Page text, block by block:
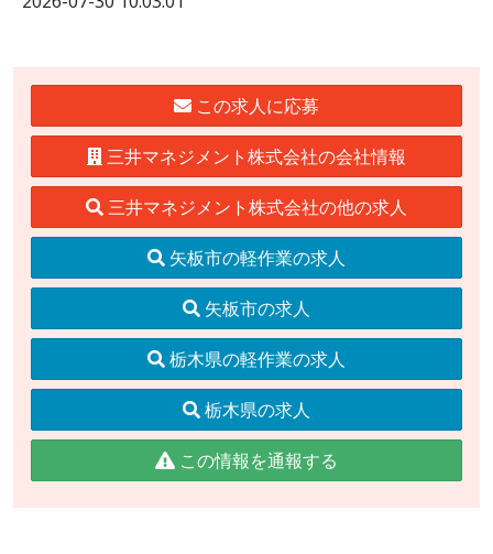
この求人に応募
三井マネジメント株式会社の会社情報
三井マネジメント株式会社の他の求人
矢板市の軽作業の求人
矢板市の求人
栃木県の軽作業の求人
栃木県の求人
この情報を通報する